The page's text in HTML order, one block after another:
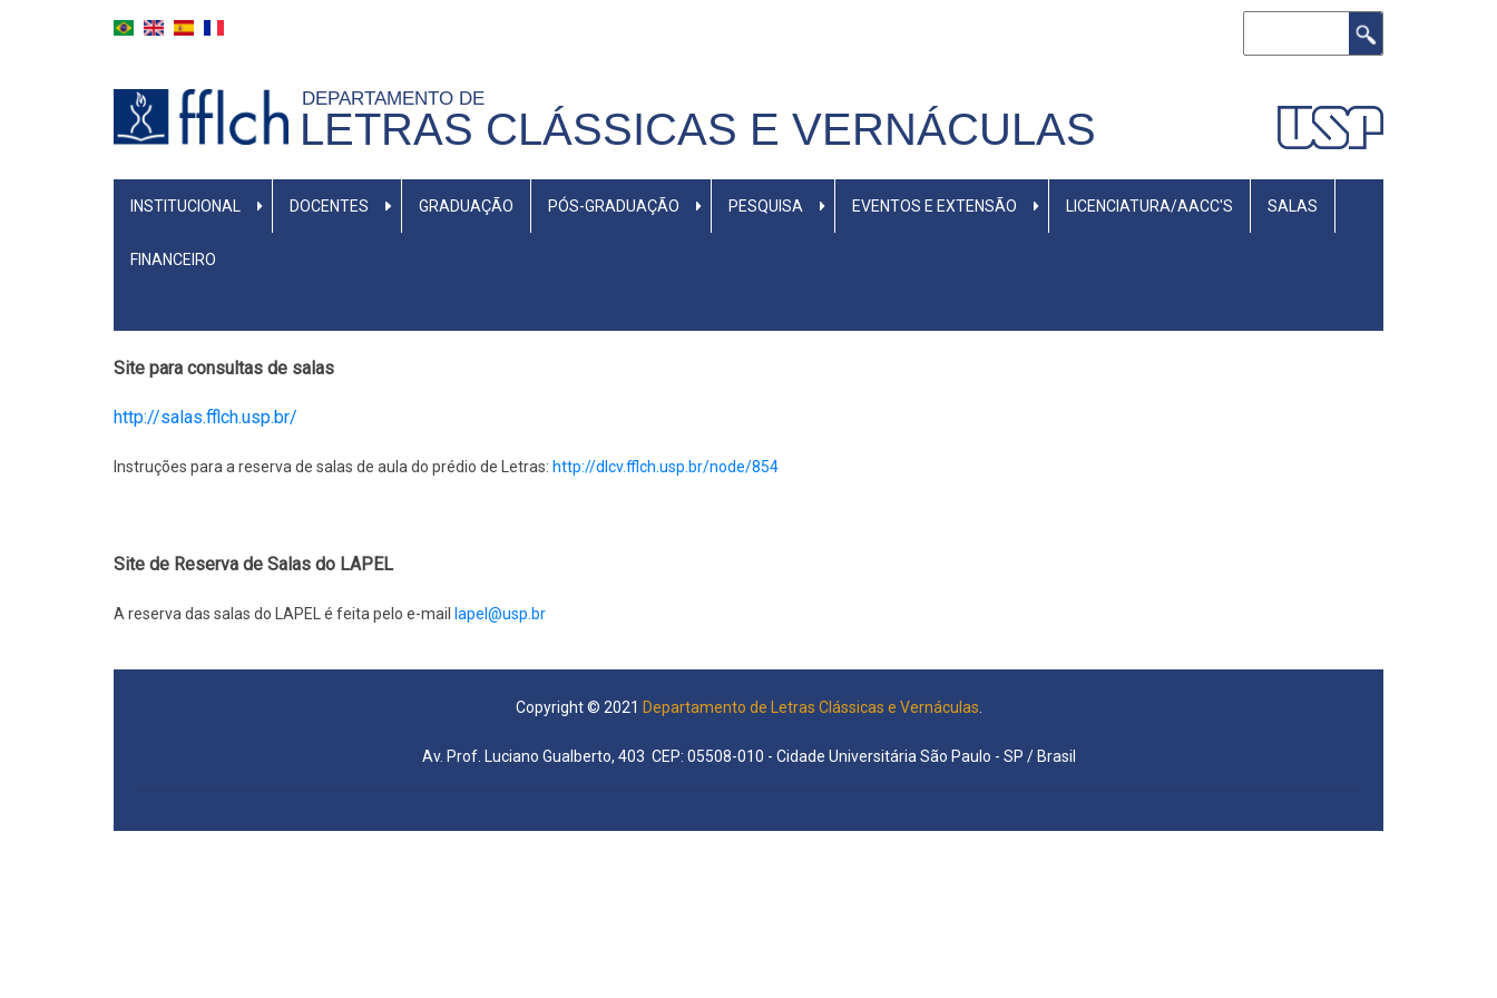
DEPARTAMENTO DE
LETRAS CLÁSSICAS E VERNÁCULAS
MENU
INSTITUCIONAL DOCENTES GRADUAÇÃO PÓS-GRADUAÇÃO PESQUISA EVENTOS E EXTENSÃO LICENCIATURA/AACC'S SALAS
FINANCEIRO
Site para consultas de salas
http://salas.fflch.usp.br/
Instruções para a reserva de salas de aula do prédio de Letras: http://dlcv.fflch.usp.br/node/854
Site de Reserva de Salas do LAPEL
A reserva das salas do LAPEL é feita pelo e-mail lapel@usp.br
Copyright © 2021 Departamento de Letras Clássicas e Vernáculas
Av. Prof. Luciano Gualberto, 403 CEP: 05508-010 - Cidade Universitária São Paulo - SP / Brasil